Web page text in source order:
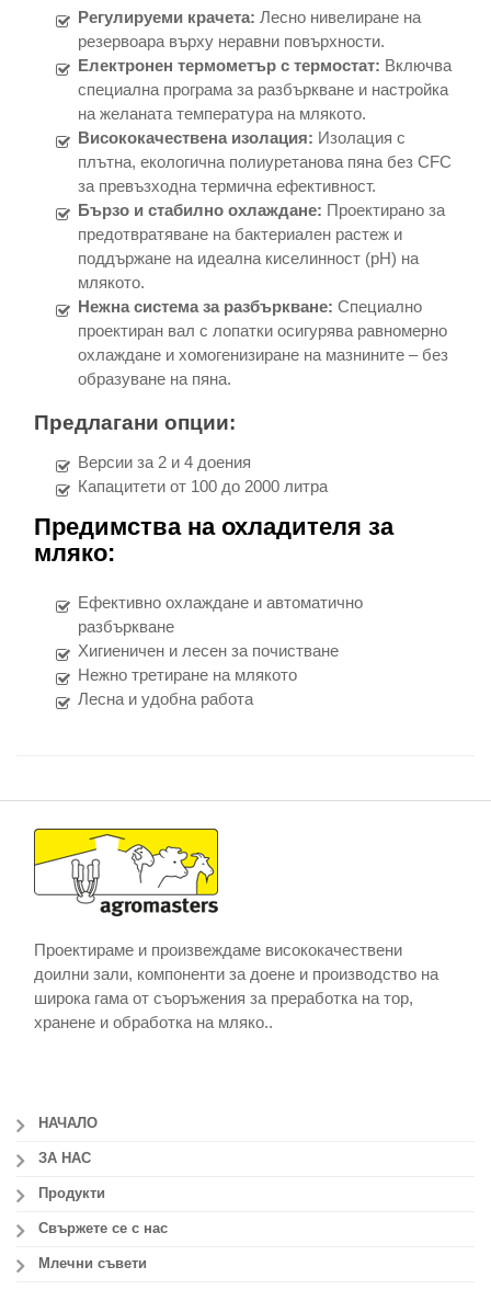
Регулируеми крачета: Лесно нивелиране на
резервоара върху неравни повърхности.
Електронен термометър с термостат: Включва
специална програма за разбъркване и настройка
на желаната температура на млякото.
Висококачествена изолация: Изолация с
плътна, екологична полиуретанова пяна без CFC
за превъзходна термична ефективност.
Бързо и стабилно охлаждане: Проектирано за
предотвратяване на бактериален растеж и
поддържане на идеална киселинност (pH) на
млякото.
Нежна система за разбъркване: Специално
проектиран вал с лопатки осигурява равномерно
охлаждане и хомогенизиране на мазнините – без
образуване на пяна.
Предлагани опции:
Версии за 2 и 4 доения
Капацитети от 100 до 2000 литра
Предимства на охладителя за
мляко:
Ефективно охлаждане и автоматично
разбъркване
Хигиеничен и лесен за почистване
Нежно третиране на млякото
Лесна и удобна работа
Проектираме и произвеждаме висококачествени
доилни зали, компоненти за доене и производство на
широка гама от съоръжения за преработка на тор,
хранене и обработка на мляко..
НАЧАЛО
ЗА НАС
Продукти
Свържете се с нас
Млечни съвети